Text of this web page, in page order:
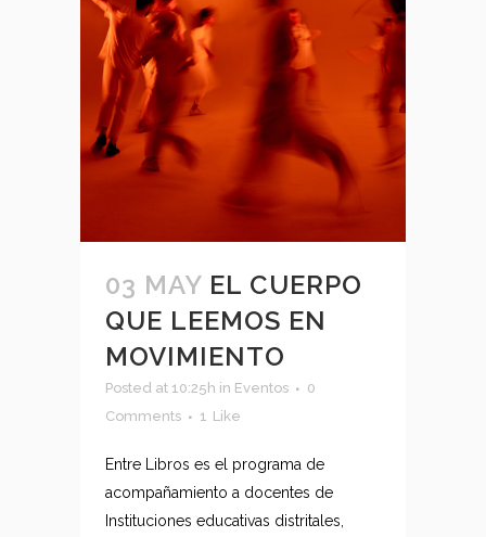
03 MAY EL CUERPO
QUE LEEMOS EN
MOVIMIENTO
Posted at 10:25h in Eventos
0
Comments
1 Like
Entre Libros es el programa de
acompañamiento a docentes de
Instituciones educativas distritales,